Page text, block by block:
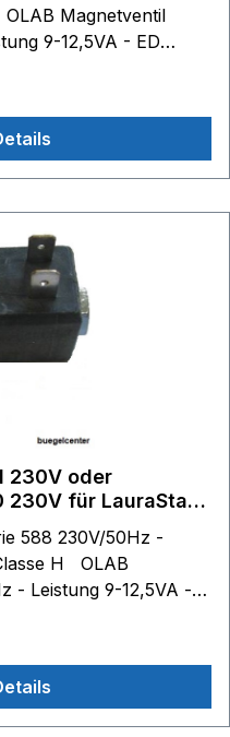
230V oder
230V für LauraStar
50Hz -
H OLAB